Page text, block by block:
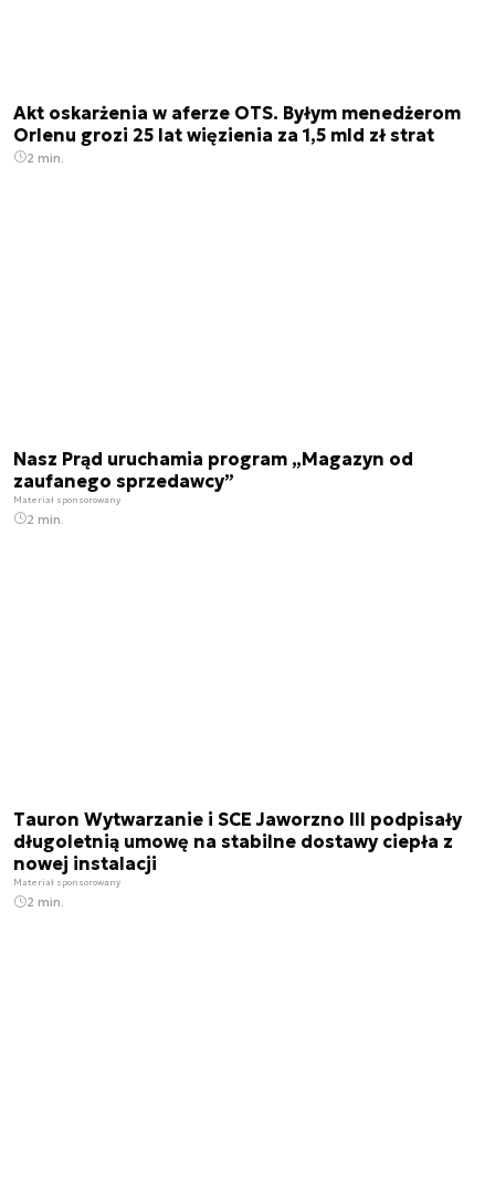
Akt oskarżenia w aferze OTS. Byłym menedżerom
Orlenu grozi 25 lat więzienia za 1,5 mld zł strat
2 min.
Nasz Prąd uruchamia program „Magazyn od
zaufanego sprzedawcy”
Materiał sponsorowany
2 min.
Tauron Wytwarzanie i SCE Jaworzno III podpisały
długoletnią umowę na stabilne dostawy ciepła z
nowej instalacji
Materiał sponsorowany
2 min.